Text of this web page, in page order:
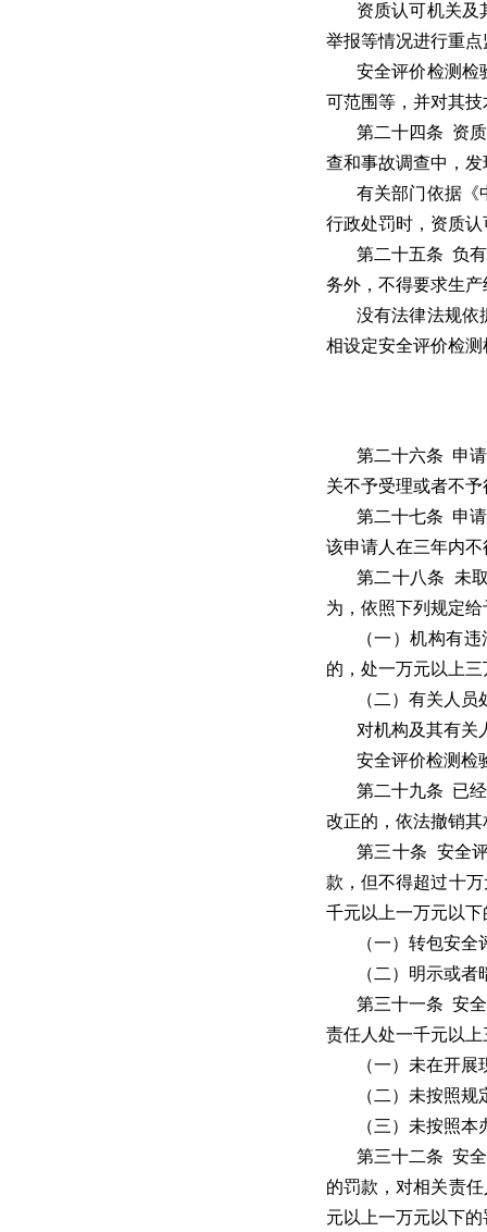
资质认可机关及
举报等情况进行重
安全评价检测检
可范围等，并对其
第二十四条 资
查和事故调查中，
有关部门依据《
行政处罚时，资质
第二十五条 负
务外，不得要求生
没有法律法规依
相设定安全评价检
第二十六条 申
关不予受理或者不
第二十七条 申
该申请人在三年内
第二十八条 未
为，依照下列规定
（一）机构有
的，处一万元以上
（二）有关人
对机构及其有关
安全评价检测检
第二十九条 已
改正的，依法撤销
第三十条 安全
款，但不得超过十
千元以上一万元以下
（一）转包安
（二）明示或
第三十一条 安
责任人处一千元以
（一）未在开
（二）未按照
（三）未按照
第三十二条 安
的罚款，对相关责
元以上一万元以下